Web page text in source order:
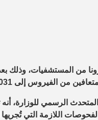
عن خروج 600 متعافٍ من فيروس كورونا من
إلى 161031 حالة حتى اليوم.
اللازمة التي تُجريها